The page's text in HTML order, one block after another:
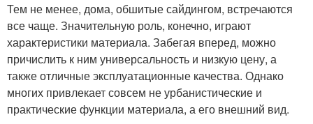
Тем не менее, дома, обшитые сайдингом, встречаются
все чаще. Значительную роль, конечно, играют
характеристики материала. Забегая вперед, можно
причислить к ним универсальность и низкую цену, а
также отличные эксплуатационные качества. Однако
многих привлекает совсем не урбанистические и
практические функции материала, а его внешний вид.